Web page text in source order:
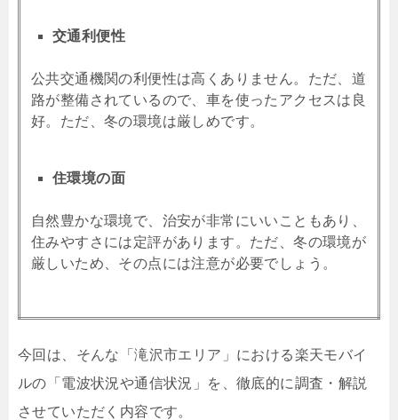
交通利便性
公共交通機関の利便性は高くありません。ただ、道
路が整備されているので、車を使ったアクセスは良
好。ただ、冬の環境は厳しめです。
住環境の面
自然豊かな環境で、治安が非常にいいこともあり、
住みやすさには定評があります。ただ、冬の環境が
厳しいため、その点には注意が必要でしょう。
今回は、そんな「滝沢市エリア」における楽天モバイ
ルの「電波状況や通信状況」を、徹底的に調査・解説
させていただく内容です。